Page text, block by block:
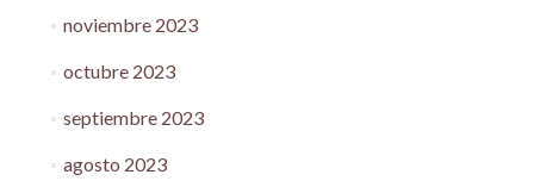
noviembre 2023
octubre 2023
septiembre 2023
agosto 2023